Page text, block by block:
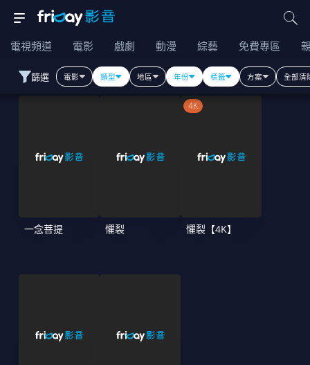
電視頻道 電影 戲劇 動漫 綜藝 免費專區
篩選 電影 類型 地區 年份 標籤 方案 全部清
一念菩提 懼裂
4K
懼裂【4K】